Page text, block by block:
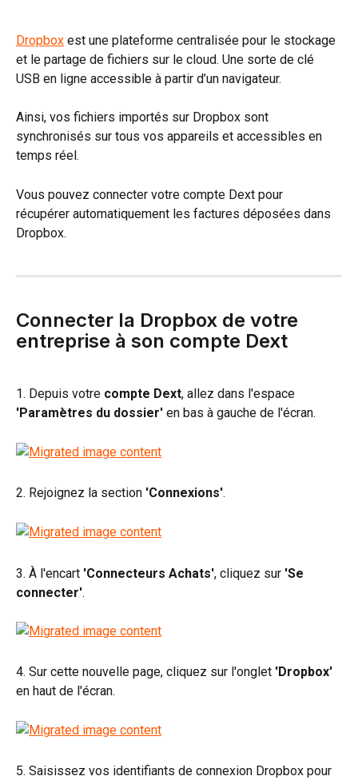
Dropbox est une plateforme centralisée pour le stockage
et le partage de fichiers sur le cloud. Une sorte de clé
USB en ligne accessible à partir d’un navigateur.
Ainsi, vos fichiers importés sur Dropbox sont
synchronisés sur tous vos appareils et accessibles en
temps réel.
Vous pouvez connecter votre compte Dext pour
récupérer automatiquement les factures déposées dans
Dropbox.
Connecter la Dropbox de votre
entreprise à son compte Dext
1. Depuis votre compte Dext, allez dans l'espace
'Paramètres du dossier' en bas à gauche de l'écran.
2. Rejoignez la section 'Connexions'.
3. À l'encart 'Connecteurs Achats', cliquez sur 'Se
connecter'.
4. Sur cette nouvelle page, cliquez sur l'onglet 'Dropbox'
en haut de l'écran.
5. Saisissez vos identifiants de connexion Dropbox pour